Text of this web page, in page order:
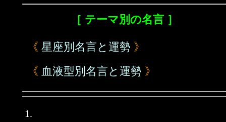
［ テーマ別の名言 ］
《 星座別名言と運勢 》
《 血液型別名言と運勢 》
1.